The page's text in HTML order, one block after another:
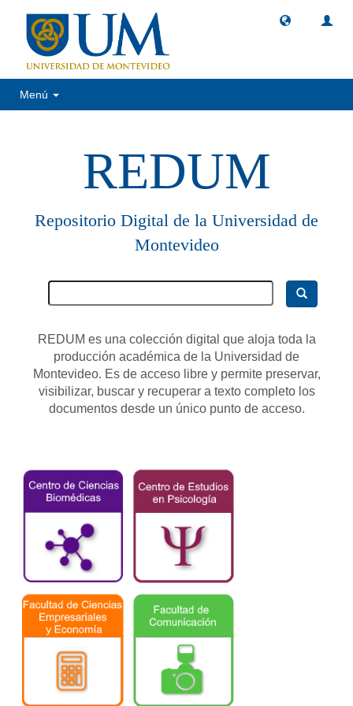
Menú
REDUM
Repositorio Digital de la Universidad de
Montevideo
REDUM es una colección digital que aloja toda la
producción académica de la Universidad de
Montevideo. Es de acceso libre y permite preservar,
visibilizar, buscar y recuperar a texto completo los
documentos desde un único punto de acceso.